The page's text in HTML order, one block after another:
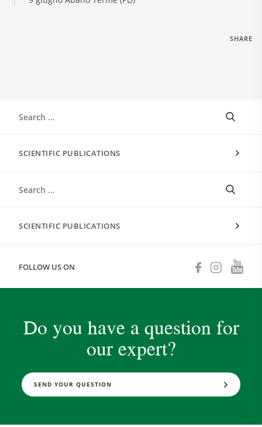
SHARE
SCIENTIFIC PUBLICATIONS
SCIENTIFIC PUBLICATIONS
FOLLOW US ON
Do you have a question for
our expert?
SEND YOUR QUESTION